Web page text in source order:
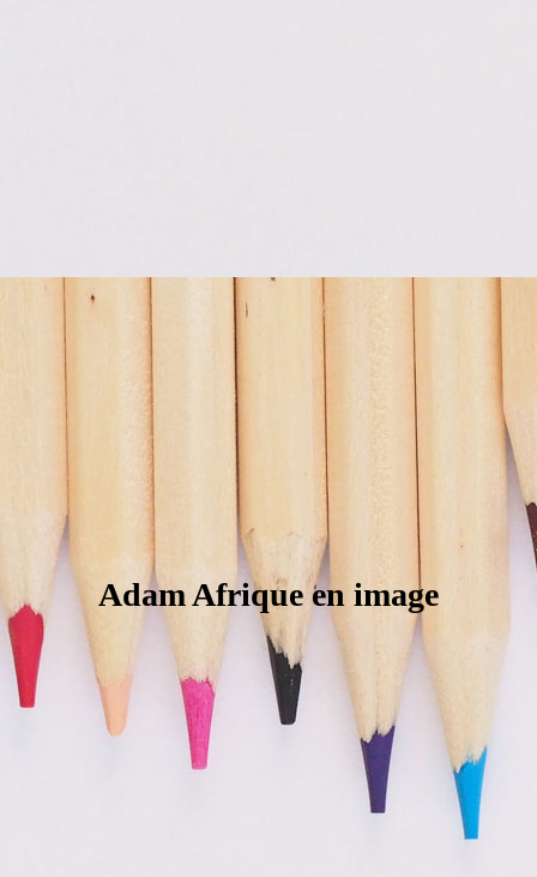
Adam Afrique en image